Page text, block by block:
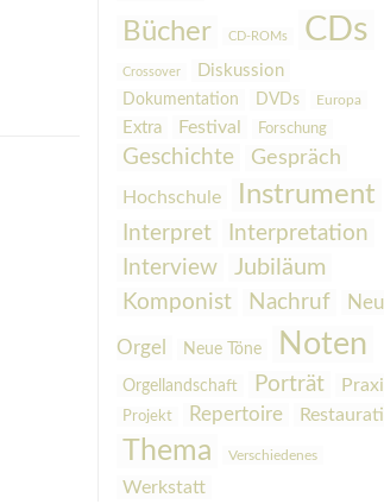
Bücher CD-ROMs CDs
Crossover Diskussion
Dokumentation DVDs Europa
Extra Festival Forschung
Geschichte Gespräch
Hochschule Instrument
Interpret
Interpretation
Interview
Jubiläum
Komponist
Nachruf
Orgel Neue Töne Noten
Orgellandschaft Porträt
Projekt Repertoire
Thema Verschiedenes
Werkstatt